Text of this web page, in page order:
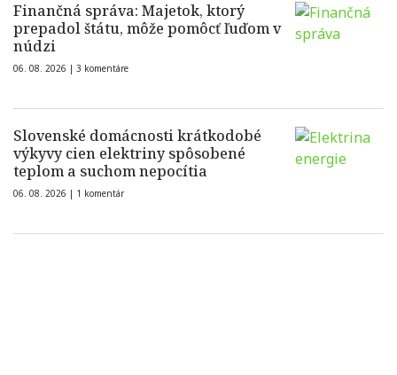
Finančná správa: Majetok, ktorý
prepadol štátu, môže pomôcť ľuďom v
núdzi
06. 08. 2026 | 3 komentáre
Slovenské domácnosti krátkodobé
výkyvy cien elektriny spôsobené
teplom a suchom nepocítia
06. 08. 2026 | 1 komentár